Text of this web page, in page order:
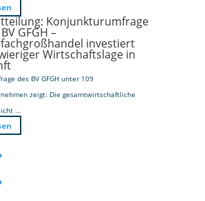
Konjunkturumfrage
GFGH –
investiert
Wirtschaftslage in
des BV GFGH unter 109
zeigt: Die gesamtwirtschaftliche
...